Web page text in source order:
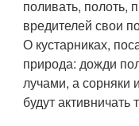
поливать, полоть,
вредителей свои
О кустарниках,
природа: дожди
лучами, а сорняки
будут активничать